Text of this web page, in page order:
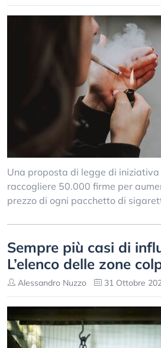
Una proposta di legge di
raccogliere 50.000 firme per
prezzo di ogni pacchetto di
Sempre più casi di
L’elenco delle zone
Alessandro Nuzzo 31 Ottobre